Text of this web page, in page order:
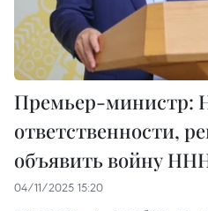
Премьер-министр:
ответственности,
объявить войну
04/11/2025 15:20